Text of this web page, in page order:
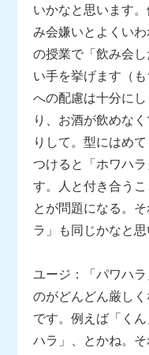
いかなと思います
み会嫌いとよくい
の授業で「飲み会
い手を挙げます（
への配慮は十分に
り、お酒が飲めな
りして。型にはめ
つけると「ホワハ
す。人と付き合う
とが問題になる。
ラ」も同じかなと思
ユージ：「パワハ
のがどんどん厳し
です。例えば「く
ハラ」、とかね。